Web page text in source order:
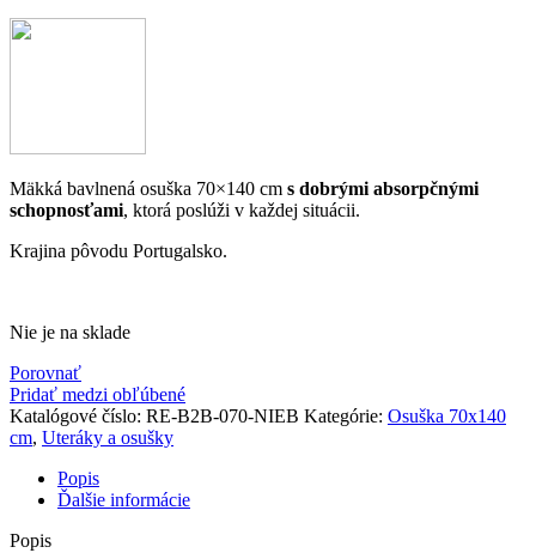
Mäkká bavlnená osuška 70×140 cm s dobrými absorpčnými
schopnosťami, ktorá poslúži v každej situácii.
Krajina pôvodu Portugalsko.
Nie je na sklade
Porovnať
Pridať medzi obľúbené
Katalógové číslo: RE-B2B-070-NIEB Kategórie: Osuška 70x140
cm, Uteráky a osušky
Popis
Ďalšie informácie
Popis